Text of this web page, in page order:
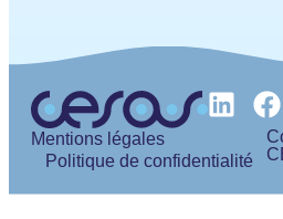
Mentions légales
Politique de confidentialité